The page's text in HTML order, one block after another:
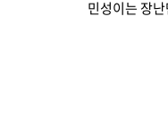
민성이는 장